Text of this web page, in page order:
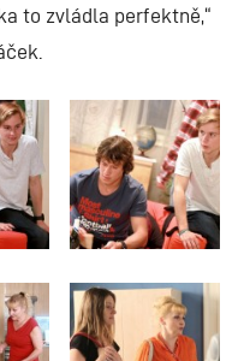
to zvládla perfektně,“